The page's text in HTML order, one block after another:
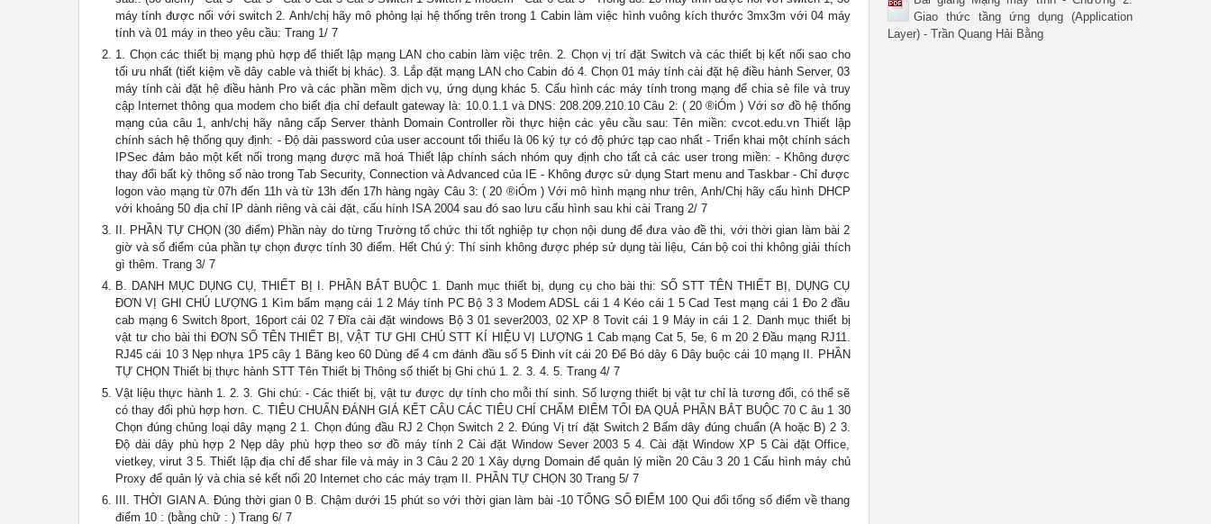
máy tính được nối với switch 2. Anh/chị hãy mô phỏng lại hệ thống trên trong 1 Cabin làm việc hình vuông kích thước 3mx3m với 04 máy
tính và 01 máy in theo yêu cầu: Trang 1/ 7
1. Chọn các thiết bị mạng phù hợp để thiết lập mạng LAN cho cabin làm việc trên. 2. Chọn vị trí đặt Switch và các thiết bị kết nối sao cho
tối ưu nhất (tiết kiệm về dây cable và thiết bị khác). 3. Lắp đặt mạng LAN cho Cabin đó 4. Chọn 01 máy tính cài đặt hệ điều hành Server, 03
máy tính cài đặt hệ điều hành Pro và các phần mềm dịch vụ, ứng dụng khác 5. Cấu hình các máy tính trong mạng để chia sẻ file và truy
cập Internet thông qua modem cho biết địa chỉ default gateway là: 10.0.1.1 và DNS: 208.209.210.10 Câu 2: ( 20 ®iÓm ) Với sơ đồ hệ thống
mạng của câu 1, anh/chị hãy nâng cấp Server thành Domain Controller rồi thực hiện các yêu cầu sau: Tên miền: cvcot.edu.vn Thiết lập
chính sách hệ thống quy định: - Độ dài password của user account tối thiểu là 06 ký tự có độ phức tạp cao nhất - Triển khai một chính sách
IPSec đảm bảo một kết nối trong mạng được mã hoá Thiết lập chính sách nhóm quy định cho tất cả các user trong miền: - Không được
thay đổi bất kỳ thông số nào trong Tab Security, Connection và Advanced của IE - Không được sử dụng Start menu and Taskbar - Chỉ được
logon vào mạng từ 07h đến 11h và từ 13h đến 17h hàng ngày Câu 3: ( 20 ®iÓm ) Với mô hình mạng như trên, Anh/Chị hãy cấu hình DHCP
với khoảng 50 địa chỉ IP dành riêng và cài đặt, cấu hính ISA 2004 sau đó sao lưu cấu hình sau khi cài Trang 2/ 7
II. PHẦN TỰ CHỌN (30 điểm) Phần này do từng Trường tổ chức thi tốt nghiệp tự chọn nội dung để đưa vào đề thi, với thời gian làm bài 2
giờ và số điểm của phần tự chọn được tính 30 điểm. Hết Chú ý: Thí sinh không được phép sử dụng tài liệu, Cán bộ coi thi không giải thích
gì thêm. Trang 3/ 7
B. DANH MỤC DỤNG CỤ, THIẾT BỊ I. PHẦN BẮT BUỘC 1. Danh mục thiết bị, dụng cụ cho bài thi: SỐ STT TÊN THIẾT BỊ, DỤNG CỤ
ĐƠN VỊ GHI CHÚ LƯỢNG 1 Kìm bấm mạng cái 1 2 Máy tính PC Bộ 3 3 Modem ADSL cái 1 4 Kéo cái 1 5 Cad Test mạng cái 1 Đo 2 đầu
cab mạng 6 Switch 8port, 16port cái 02 7 Đĩa cài đặt windows Bộ 3 01 sever2003, 02 XP 8 Tovit cái 1 9 Máy in cái 1 2. Danh mục thiết bị
vật tư cho bài thi ĐƠN SỐ TÊN THIẾT BỊ, VẬT TƯ GHI CHÚ STT KÍ HIỆU VỊ LƯỢNG 1 Cab mạng Cat 5, 5e, 6 m 20 2 Đầu mạng RJ11.
RJ45 cái 10 3 Nẹp nhựa 1P5 cây 1 Băng keo 60 Dùng để 4 cm đánh đầu số 5 Đinh vít cái 20 Để Bó dây 6 Dây buộc cái 10 mạng II. PHẦN
TỰ CHỌN Thiết bị thực hành STT Tên Thiết bị Thông số thiết bị Ghi chú 1. 2. 3. 4. 5. Trang 4/ 7
Vật liệu thực hành 1. 2. 3. Ghi chú: - Các thiết bị, vật tư được dự tính cho mỗi thí sinh. Số lượng thiết bị vật tư chỉ là tương đối, có thể sẽ
có thay đổi phù hợp hơn. C. TIÊU CHUẨN ĐÁNH GIÁ KẾT CÂU CÁC TIÊU CHÍ CHẤM ĐIỂM TỐI ĐA QUẢ PHẦN BẮT BUỘC 70 C âu 1 30
Chọn đúng chủng loại dây mạng 2 1. Chọn đúng đầu RJ 2 Chọn Switch 2 2. Đúng Vị trí đặt Switch 2 Bấm dây đúng chuẩn (A hoặc B) 2 3.
Độ dài dây phù hợp 2 Nẹp dây phù hợp theo sơ đồ máy tính 2 Cài đặt Window Sever 2003 5 4. Cài đặt Window XP 5 Cài đặt Office,
vietkey, virut 3 5. Thiết lập địa chỉ để shar file và máy in 3 Câu 2 20 1 Xây dựng Domain để quản lý miền 20 Câu 3 20 1 Cấu hình máy chủ
Proxy để quản lý và chia sẻ kết nối 20 Internet cho các máy trạm II. PHẦN TỰ CHỌN 30 Trang 5/ 7
III. THỜI GIAN A. Đúng thời gian 0 B. Chậm dưới 15 phút so với thời gian làm bài -10 TỔNG SỐ ĐIỂM 100 Qui đổi tổng số điểm về thang
điểm 10 : (bằng chữ : ) Trang 6/ 7
Giao thức tầng ứng dụng (Application
Layer) - Trần Quang Hải Bằng